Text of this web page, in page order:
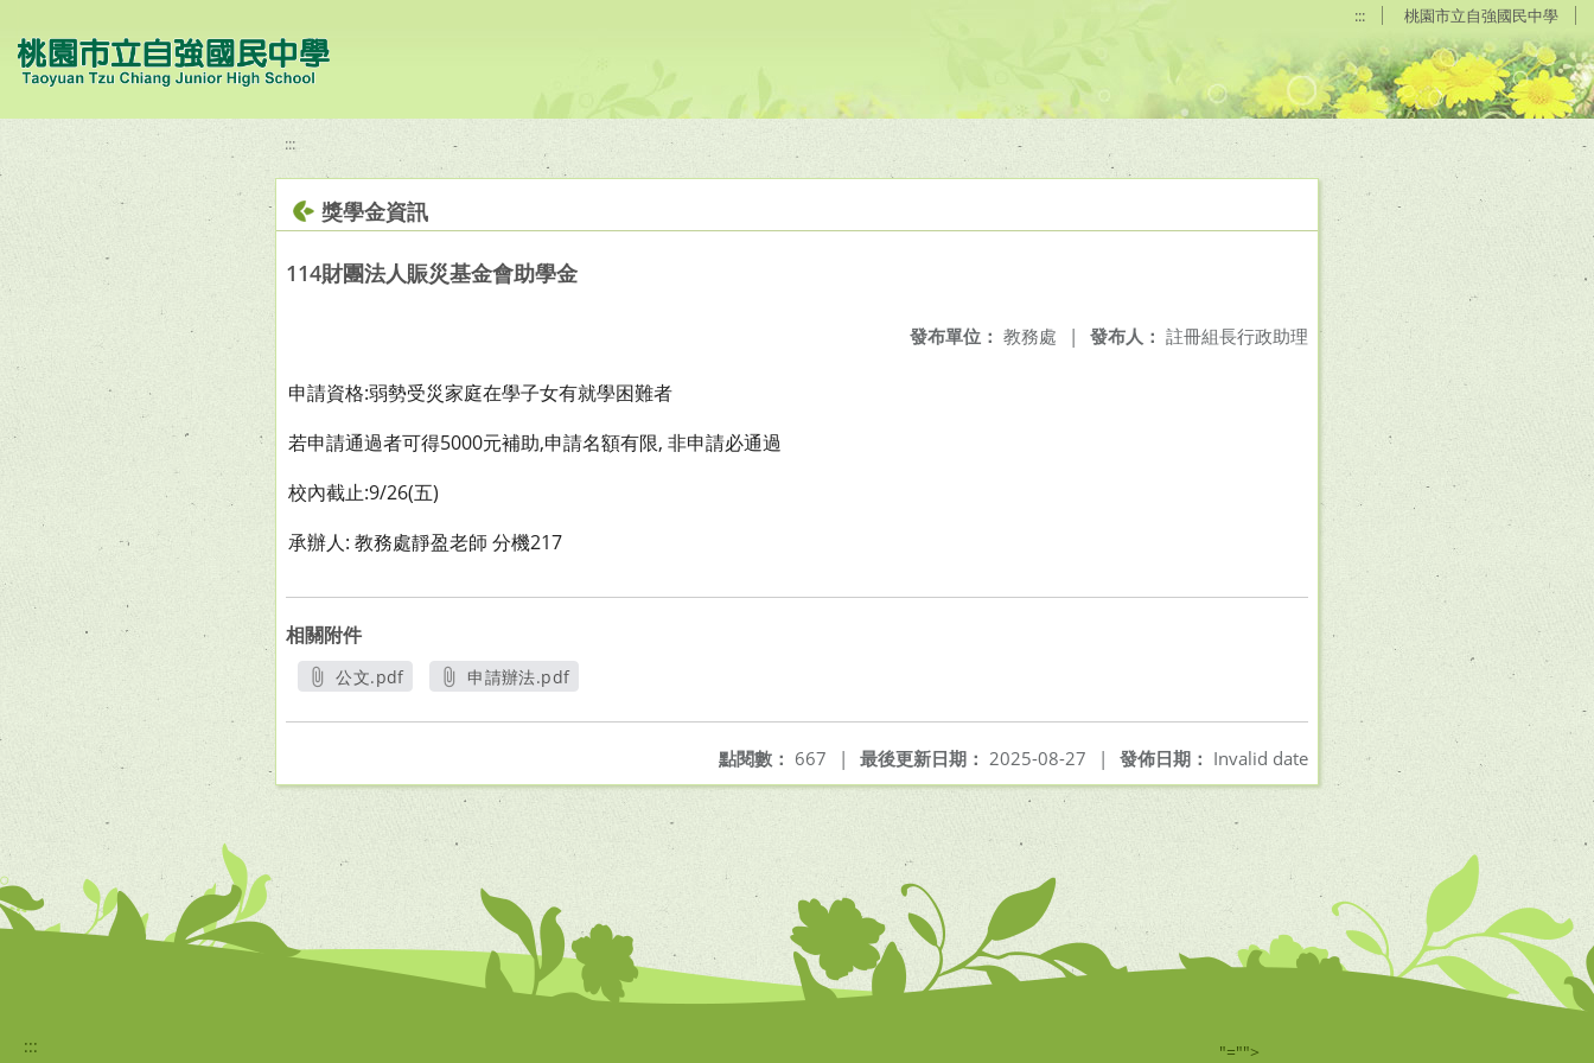
::: 桃園市立自強國民中學
:::
獎學金資訊
114財團法人賑災基金會助學金
發布人： 註冊組長行政助理
發布單位： 教務處 |
申請資格:弱勢受災家庭在學子女有就學困難者
若申請通過者可得5000元補助,申請名額有限, 非申請必通過
校內截止:9/26(五)
承辦人: 教務處靜盈老師 分機217
相關附件
公文.pdf
申請辦法.pdf
發佈日期： Invalid date
最後更新日期： 2025-08-27 |
點閱數： 667 |
:::
"="">